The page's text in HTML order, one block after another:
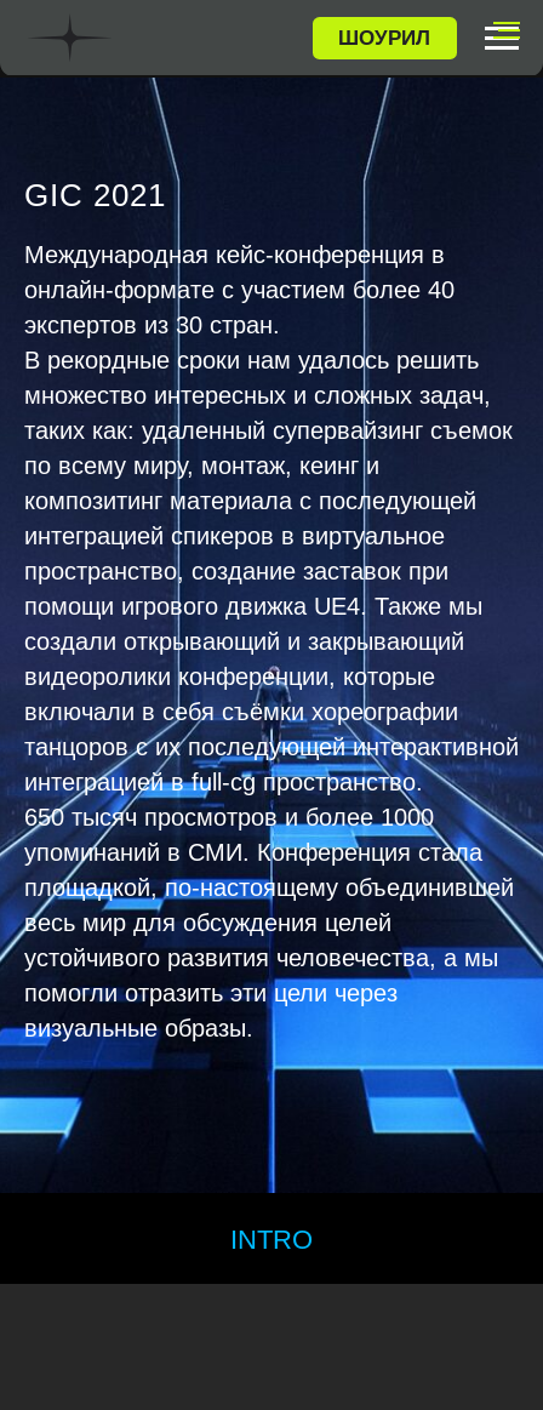
ПРОЕКТЫ
GIC 2021
Международная кейс-конференция в
онлайн-формате с участием более 40
экспертов из 30 стран.
В рекордные сроки нам удалось решить
множество интересных и сложных задач,
таких как: удаленный супервайзинг съемок
по всему миру, монтаж, кеинг и
композитинг материала с последующей
интеграцией спикеров в виртуальное
пространство, создание заставок при
помощи игрового движка UE4. Также мы
создали открывающий и закрывающий
видеоролики конференции, которые
включали в себя съёмки хореографии
танцоров с их последующей интерактивной
интеграцией в full-cg пространство.
650 тысяч просмотров и более 1000
упоминаний в СМИ. Конференция стала
площадкой, по-настоящему объединившей
весь мир для обсуждения целей
устойчивого развития человечества, а мы
помогли отразить эти цели через
визуальные образы.
INTRO